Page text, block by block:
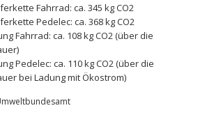
Fahrrad: ca. 345 kg CO2
Pedelec: ca. 368 kg CO2
Fahrrad: ca. 108 kg CO2 (über die
Pedelec: ca. 110 kg CO2 (über die
bei Ladung mit Ökostrom)